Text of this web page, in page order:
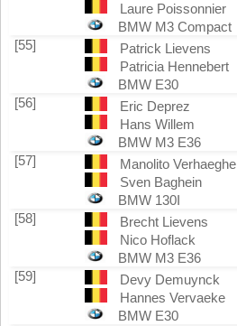
Laure Poissonnier
BMW M3 Compact
[55]
Patrick Lievens
Patricia Hennebert
BMW E30
[56]
Eric Deprez
Hans Willem
BMW M3 E36
[57]
Manolito Verhaeghe
Sven Baghein
BMW 130I
[58]
Brecht Lievens
Nico Hoflack
BMW M3 E36
[59]
Devy Demuynck
Hannes Vervaeke
BMW E30